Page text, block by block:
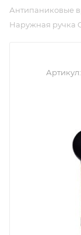
Антипаниковые
Наружная ручка
Артикул: